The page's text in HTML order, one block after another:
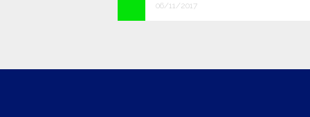
06/11/2017